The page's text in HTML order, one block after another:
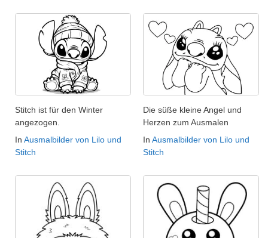
Stitch ist für den Winter
angezogen.
In Ausmalbilder von Lilo und
Stitch
Die süße kleine Angel und
Herzen zum Ausmalen
In Ausmalbilder von Lilo und
Stitch